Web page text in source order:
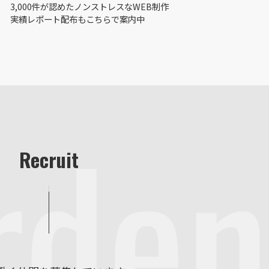
3,000件が認めたノンストレスなWEB制作
実績レポート配布もこちらで案内中
Recruit